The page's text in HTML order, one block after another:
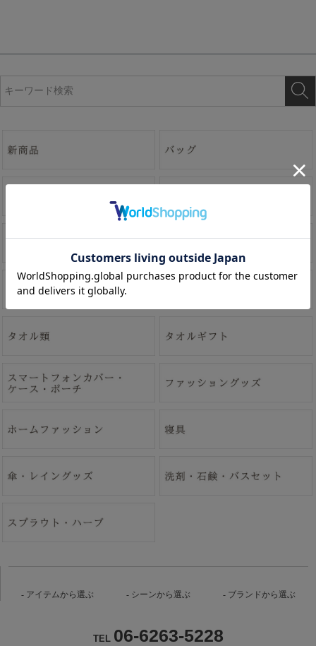
アイテムから選ぶ シーンから選ぶ ブランドから選ぶ
TEL 06-6263-5228